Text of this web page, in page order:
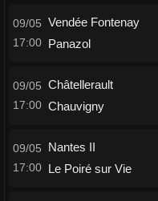
09/05
17:00
Vendée Fontenay
Panazol
09/05
17:00
Châtellerault
Chauvigny
09/05
17:00
Nantes II
Le Poiré sur Vie